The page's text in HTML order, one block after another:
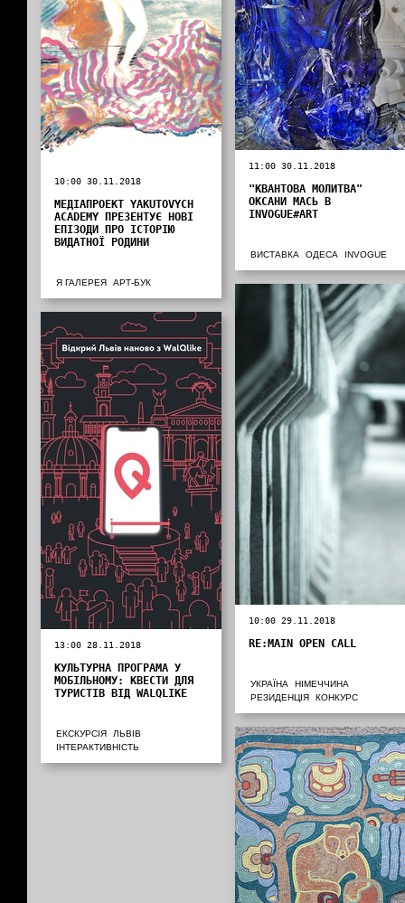
11:00 30.11.2018
"КВАНТОВА МОЛИТВА"
ОКСАНИ МАСЬ В
INVOGUE#ART
ВИСТАВКА ОДЕСА INVOGUE
10:00 30.11.2018
МЕДІАПРОЕКТ YAKUTOVYCH
ACADEMY ПРЕЗЕНТУЄ НОВІ
ЕПІЗОДИ ПРО ІСТОРІЮ
ВИДАТНОЇ РОДИНИ
Я ГАЛЕРЕЯ АРТ-БУК
10:00 29.11.2018
RE:MAIN OPEN CALL
УКРАЇНА
НІМЕЧЧИНА
РЕЗИДЕНЦІЯ
КОНКУРС
13:00 28.11.2018
КУЛЬТУРНА ПРОГРАМА У
МОБІЛЬНОМУ: КВЕСТИ ДЛЯ
ТУРИСТІВ ВІД WALQLIKE
ЕКСКУРСІЯ
ЛЬВІВ
ІНТЕРАКТИВНІСТЬ